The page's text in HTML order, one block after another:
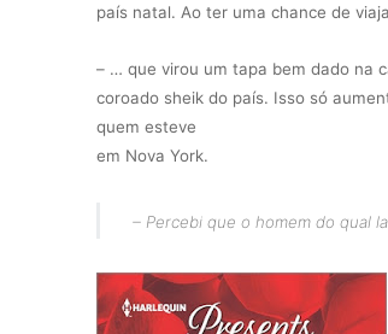
país natal. Ao ter uma chance de
– … que virou um tapa bem dado na
coroado sheik do país. Isso só
quem esteve
em Nova York.
– Percebi que o homem do qual